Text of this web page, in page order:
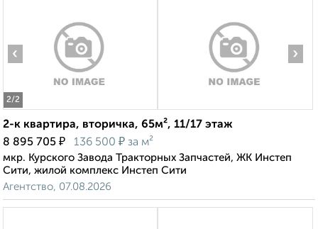
2/2
‹ ›
2-к квартира, вторичка, 65м², 11/17 этаж
8 895 705 ₽ 136 500 ₽ за м²
мкр. Курского Завода Тракторных Запчастей, ЖК Инстеп
Сити, жилой комплекс Инстеп Сити
Агентство, 07.08.2026